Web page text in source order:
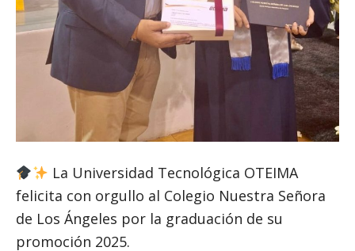
La Universidad Tecnológica OTEIMA
felicita con orgullo al Colegio Nuestra Señora
de Los Ángeles por la graduación de su
promoción 2025.